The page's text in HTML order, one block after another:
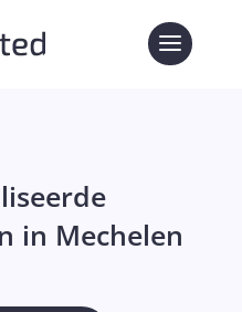
in Mechelen